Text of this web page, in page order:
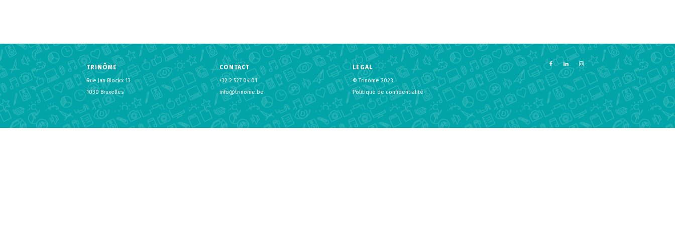
TRINÔME
Rue Jan Blockx 13
1030 Bruxelles
CONTACT
+32 2 527 04 01
info@trinome.be
LEGAL
© Trinôme 2023
Politique de confidentialité